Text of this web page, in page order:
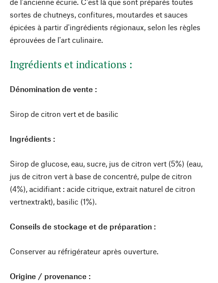
sortes de chutneys, confitures, moutardes et sauces
épicées à partir d'ingrédients régionaux, selon les règles
éprouvées de l'art culinaire.
Ingrédients et indications :
Dénomination de vente :
Sirop de citron vert et de basilic
Ingrédients :
Sirop de glucose, eau, sucre, jus de citron vert (5%) (eau,
jus de citron vert à base de concentré, pulpe de citron
(4%), acidifiant : acide citrique, extrait naturel de citron
vertnextrakt), basilic (1%).
Conseils de stockage et de préparation :
Conserver au réfrigérateur après ouverture.
Origine / provenance :